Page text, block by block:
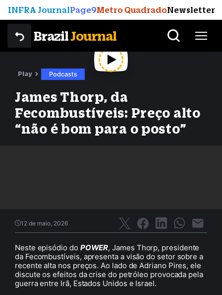
INFRA JournalPage9Metro QuadradoNewsletter
BrazilJournal
Play Podcasts
James Thorp, da
Fecombustíveis: Preço alto
“não é bom para o posto”
12 de maio, 2026
Neste episódio do POWER, James Thorp, presidente
da Fecombustíveis, apresenta a visão do setor sobre a
recente alta nos preços. Ao lado de Adriano Pires, ele
discute os efeitos da crise do petróleo provocada pela
guerra entre Irã, Estados Unidos e Israel.